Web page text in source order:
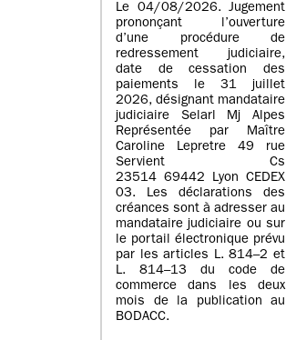
Le 04/08/2026. Jugement
prononçant l’ouverture
d’une procédure de
redressement judiciaire,
date de cessation des
paiements le 31 juillet
2026, désignant mandataire
judiciaire Selarl Mj Alpes
Représentée par Maître
Caroline Lepretre 49 rue
Servient Cs
23514 69442 Lyon CEDEX
03. Les déclarations des
créances sont à adresser au
mandataire judiciaire ou sur
le portail électronique prévu
par les articles L. 814–2 et
L. 814–13 du code de
commerce dans les deux
mois de la publication au
BODACC.